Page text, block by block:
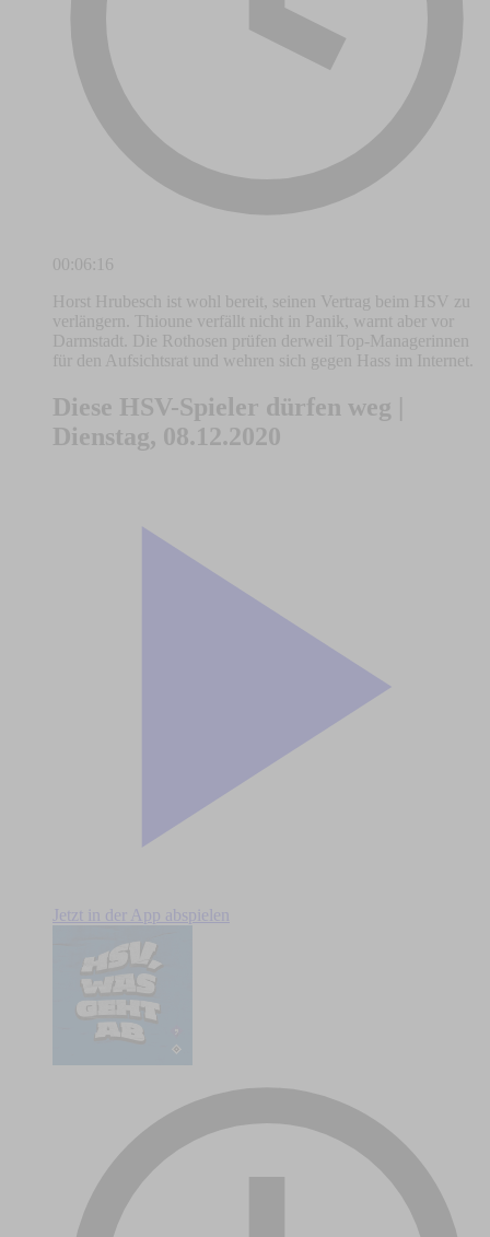
00:06:16
Horst Hrubesch ist wohl bereit, seinen Vertrag beim HSV zu
verlängern. Thioune verfällt nicht in Panik, warnt aber vor
Darmstadt. Die Rothosen prüfen derweil Top-Managerinnen
für den Aufsichtsrat und wehren sich gegen Hass im Internet.
Diese HSV-Spieler dürfen weg |
Dienstag, 08.12.2020
Jetzt in der App abspielen